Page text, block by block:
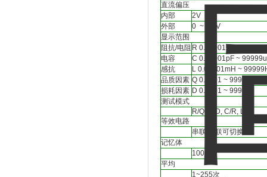
直流偏压
内部
2V
外部
0 ~ 30V
显示范围
阻抗/电阻 R 0.00001Ω ~
电容
C 0.00001pF ~
感抗
L 0.00001mH ~
品质因素 Q 0.0001 ~ 9999
损耗因素 D 0.0001 ~ 9999
测试模式
R/Q, C/D, C/R, L/Q
等效电路
串联/并联可切换
记忆体
100组
平均
1~255次